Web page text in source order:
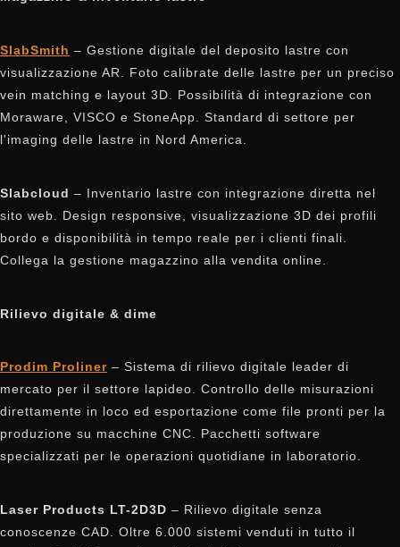
SlabSmith – Gestione digitale del deposito lastre con
visualizzazione AR. Foto calibrate delle lastre per un preciso
vein matching e layout 3D. Possibilità di integrazione con
Moraware, VISCO e StoneApp. Standard di settore per
l'imaging delle lastre in Nord America.
Slabcloud – Inventario lastre con integrazione diretta nel
sito web. Design responsive, visualizzazione 3D dei profili
bordo e disponibilità in tempo reale per i clienti finali.
Collega la gestione magazzino alla vendita online.
Rilievo digitale & dime
Prodim Proliner – Sistema di rilievo digitale leader di
mercato per il settore lapideo. Controllo delle misurazioni
direttamente in loco ed esportazione come file pronti per la
produzione su macchine CNC. Pacchetti software
specializzati per le operazioni quotidiane in laboratorio.
Laser Products LT-2D3D – Rilievo digitale senza
conoscenze CAD. Oltre 6.000 sistemi venduti in tutto il